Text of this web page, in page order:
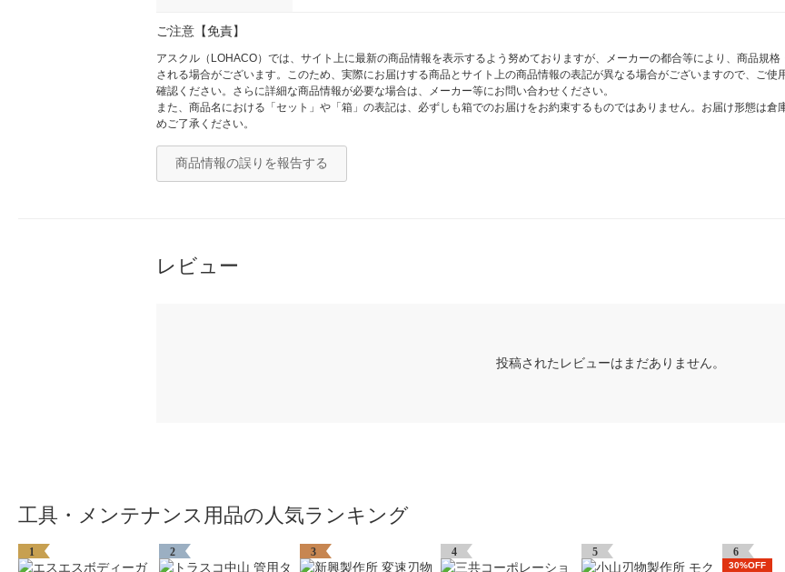
ご注意【免責】
アスクル（LOHACO）では、サイト上に最新の商品情報を表示するよう努めておりますが、メーカーの都合等により、商品規
される場合がございます。このため、実際にお届けする商品とサイト上の商品情報の表記が異なる場合がございますので、ご
確認ください。さらに詳細な商品情報が必要な場合は、メーカー等にお問い合わせください。
また、商品名における「セット」や「箱」の表記は、必ずしも箱でのお届けをお約束するものではありません。お届け形態は
めご了承ください。
商品情報の誤りを報告する
レビュー
投稿されたレビューはまだありません。
工具・メンテナンス用品の人気ランキング
1 2 3 4 5 6
30%OFF